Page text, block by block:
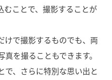
むことで、撮影することが
けで撮影するものでも、両
を撮ることもできます。
で、さらに特別な思い出と